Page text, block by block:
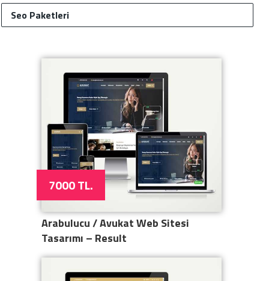
Seo Paketleri
7000 TL.
Arabulucu / Avukat Web Sitesi
Tasarımı – Result